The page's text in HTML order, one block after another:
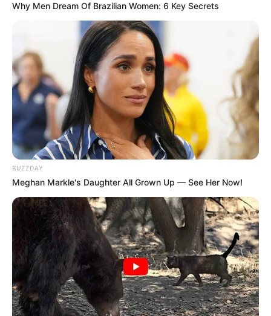
5. Saat jalan-jalan dan harus segera ke kantor,
percayalah blazer adalah pilihan yang tepat.
Sempurnakan dengan sepatu hak tinggi ya
Why Men Dream Of Brazilian Women: 6 Key Secrets
BUZZDAY
Meghan Markle's Daughter All Grown Up — See Her Now!